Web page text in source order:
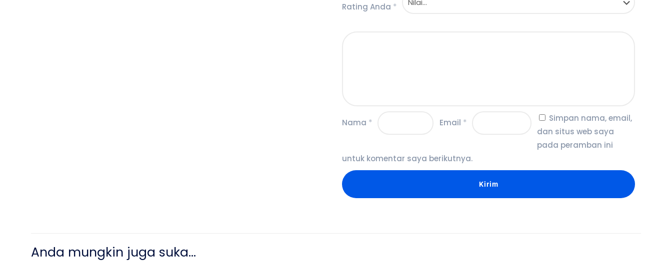
Rating Anda *
Nama * Email *
Simpan nama, email,
dan situs web saya
pada peramban ini
untuk komentar saya berikutnya.
Anda mungkin juga suka…